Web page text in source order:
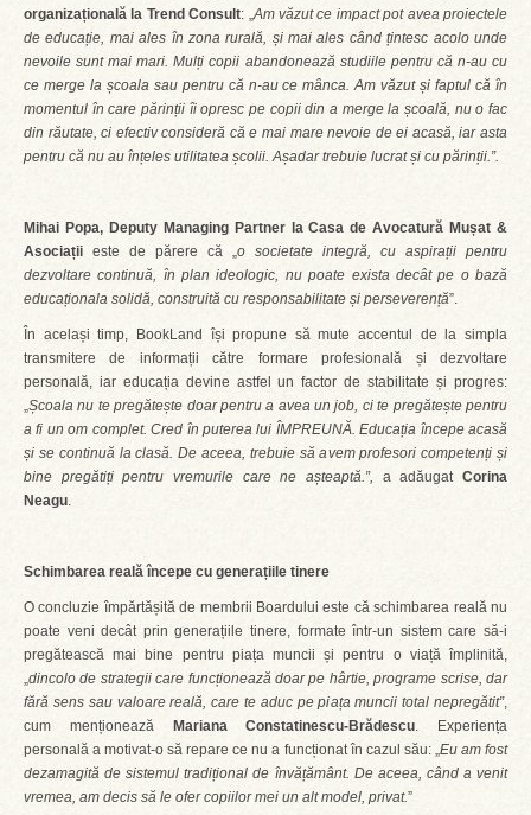
organizațională la Trend Consult: „Am văzut ce impact pot avea proiectele
de educație, mai ales în zona rurală, și mai ales când țintesc acolo unde
nevoile sunt mai mari. Mulți copii abandonează studiile pentru că n-au cu
ce merge la școala sau pentru că n-au ce mânca. Am văzut și faptul că în
momentul în care părinții îi opresc pe copii din a merge la școală, nu o fac
din răutate, ci efectiv consideră că e mai mare nevoie de ei acasă, iar asta
pentru că nu au înțeles utilitatea școlii. Așadar trebuie lucrat și cu părinții.”.
Mihai Popa, Deputy Managing Partner la Casa de Avocatură Mușat &
Asociații este de părere că „o societate integră, cu aspirații pentru
dezvoltare continuă, în plan ideologic, nu poate exista decât pe o bază
educaționala solidă, construită cu responsabilitate și perseverență”.
În același timp, BookLand își propune să mute accentul de la simpla
transmitere de informații către formare profesională și dezvoltare
personală, iar educația devine astfel un factor de stabilitate și progres:
„Școala nu te pregătește doar pentru a avea un job, ci te pregătește pentru
a fi un om complet. Cred în puterea lui ÎMPREUNĂ. Educația începe acasă
și se continuă la clasă. De aceea, trebuie să avem profesori competenți și
bine pregătiți pentru vremurile care ne așteaptă.”, a adăugatCorina
Neagu.
Schimbarea reală începe cu generațiile tinere
O concluzie împărtășită de membrii Boardului este că schimbarea reală nu
poate veni decât prin generațiile tinere, formate într-un sistem care să-i
pregătească mai bine pentru piața muncii și pentru o viață împlinită,
„dincolo de strategii care funcționează doar pe hârtie, programe scrise, dar
fără sens sau valoare reală, care te aduc pe piața muncii total nepregătit”,
cum menționează
Mariana Constatinescu-Brădescu. Experiența
personală a motivat-o să repare ce nu a funcționat în cazul său: „Eu am fost
dezamagită de sistemul tradițional de învățământ. De aceea, când a venit
vremea, am decis să le ofer copiilor mei un alt model, privat.”